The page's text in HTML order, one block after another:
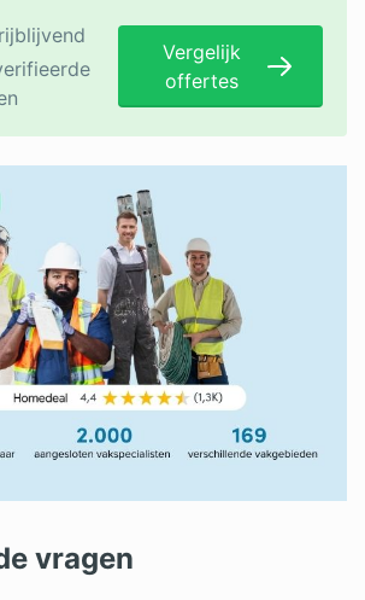
Vergelijk
offertes
vragen